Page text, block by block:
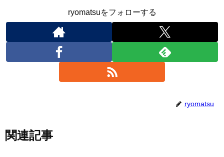
ryomatsuをフォローする
ryomatsu
関連記事